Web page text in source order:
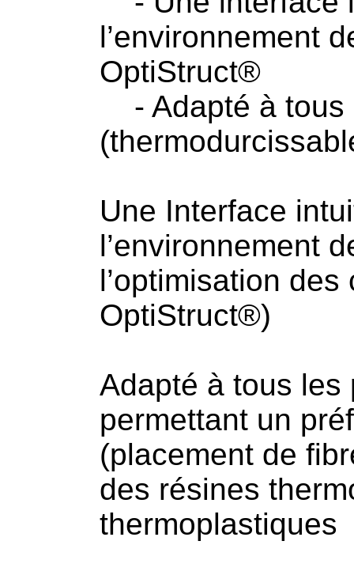
l’environnement
OptiStruct®
- Adapté à tous
Une Interface
l’environnement
l’optimisation
OptiStruct®)
Adapté à tous les
permettant un
(placement de
des résines
thermoplastiques